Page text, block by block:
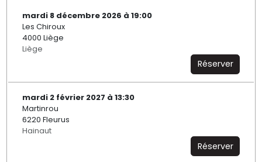
mardi 8 décembre 2026 à 19:00
Les Chiroux
4000 Liège
Liège
Réserver
mardi 2 février 2027 à 13:30
Martinrou
6220 Fleurus
Hainaut
Réserver